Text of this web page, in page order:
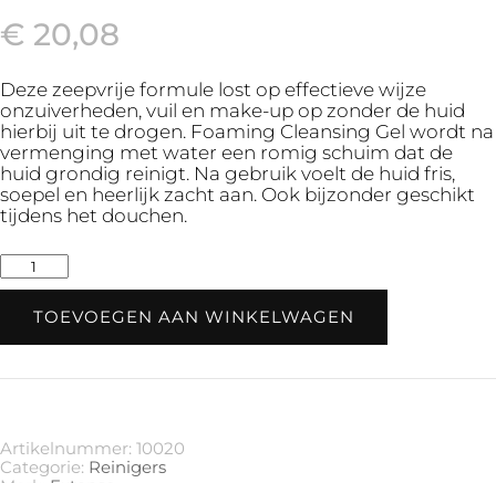
€ 20,08
Deze zeepvrije formule lost op effectieve wijze
onzuiverheden, vuil en make-up op zonder de huid
hierbij uit te drogen. Foaming Cleansing Gel wordt na
vermenging met water een romig schuim dat de
huid grondig reinigt. Na gebruik voelt de huid fris,
soepel en heerlijk zacht aan. Ook bijzonder geschikt
tijdens het douchen.
Foaming
Cleansing
150
TOEVOEGEN AAN WINKELWAGEN
Artikelnummer: 10020
Categorie: Reinigers